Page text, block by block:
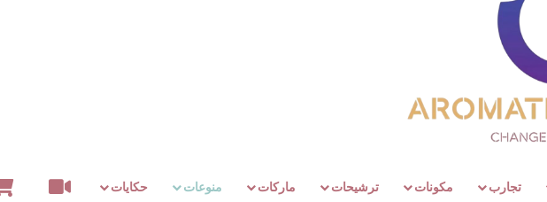
تجارب مكونات ترشيحات ماركات منوعات حكايات فيديوهات